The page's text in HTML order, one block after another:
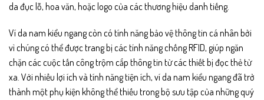
da đục lỗ, hoa văn, hoặc logo của các thương hiệu danh tiếng.
Ví da nam kiểu ngang còn có tính năng bảo vệ thông tin cá nhân bởi
vì chúng có thể được trang bị các tính năng chống RFID, giúp ngăn
chặn các cuộc tấn công trộm cắp thông tin từ các thiết bị đọc thẻ từ
xa. Với nhiều lợi ích và tính năng tiện ích, ví da nam kiểu ngang đã trở
thành một phụ kiện không thể thiếu trong bộ sưu tập của những quý